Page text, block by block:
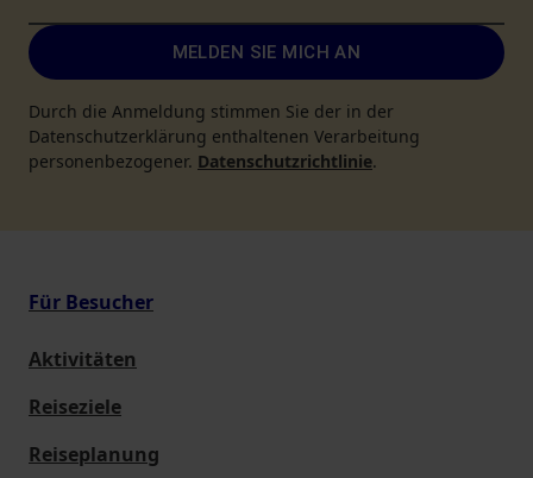
MELDEN SIE MICH AN
Durch die Anmeldung stimmen Sie der in der
Datenschutzerklärung enthaltenen Verarbeitung
personenbezogener. Datenschutzrichtlinie.
Für Besucher
Aktivitäten
Reiseziele
Reiseplanung